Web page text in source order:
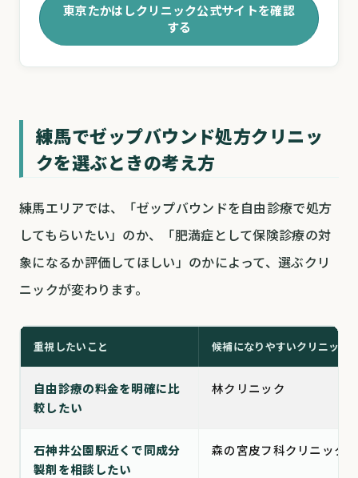
東京たかはしクリニック公式サイトを確認
する
練馬でゼップバウンド処方クリニッ
クを選ぶときの考え方
練馬エリアでは、「ゼップバウンドを自由診療で処方
してもらいたい」のか、「肥満症として保険診療の対
象になるか評価してほしい」のかによって、選ぶクリ
ニックが変わります。
重視したいこと 候補になりやすいクリニック
自由診療の料金を明確に比
較したい
林クリニック
石神井公園駅近くで同成分
製剤を相談したい
森の宮皮フ科クリニック